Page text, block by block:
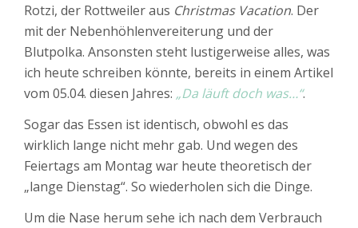
Rotzi, der Rottweiler aus Christmas Vacation. Der
mit der Nebenhöhlenvereiterung und der
Blutpolka. Ansonsten steht lustigerweise alles, was
ich heute schreiben könnte, bereits in einem Artikel
vom 05.04. diesen Jahres: „Da läuft doch was…“.
Sogar das Essen ist identisch, obwohl es das
wirklich lange nicht mehr gab. Und wegen des
Feiertags am Montag war heute theoretisch der
„lange Dienstag“. So wiederholen sich die Dinge.
Um die Nase herum sehe ich nach dem Verbrauch